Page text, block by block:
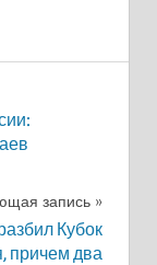
запись
Кубок
причем два